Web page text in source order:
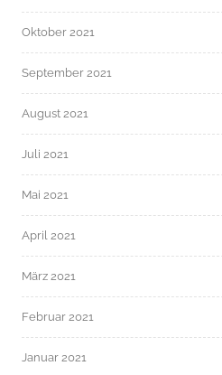
Oktober 2021
September 2021
August 2021
Juli 2021
Mai 2021
April 2021
März 2021
Februar 2021
Januar 2021